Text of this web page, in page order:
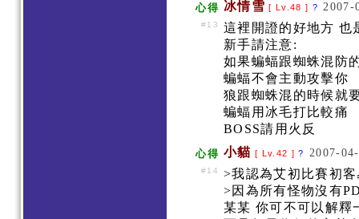
心得 冰情雪 [ Lv.48 ] ? 2007-
#13
這裡開證的好地方
新手請注意:
如果蝙蝠跟蜘蛛混防
蝙蝠不會主動攻擊你
狼跟蜘蛛混的時候就
蝙蝠用冰毛打比較痛
BOSS請用火反
心得 小貓 [ Lv.42 ]? 2007-
#14
>我認為艾初比賽初
>因為所有怪物沒有
某某 你可不可以解